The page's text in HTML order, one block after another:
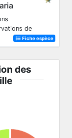
de
Fiche espèce
des